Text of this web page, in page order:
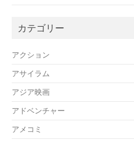
カテゴリー
アクション
アサイラム
アジア映画
アドベンチャー
アメコミ